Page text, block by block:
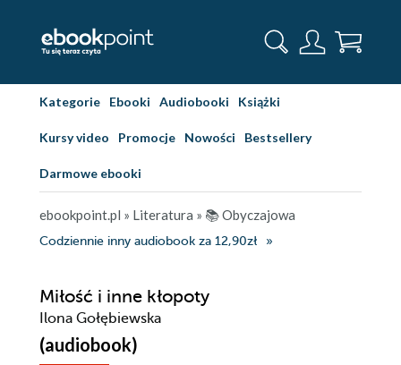
Kategorie Ebooki Audiobooki Książki
Kursy video Promocje Nowości Bestsellery
Darmowe ebooki
ebookpoint.pl » Literatura » 📚 Obyczajowa
Codziennie inny audiobook za 12,90zł
Miłość i inne kłopoty
Ilona Gołębiewska
(audiobook)